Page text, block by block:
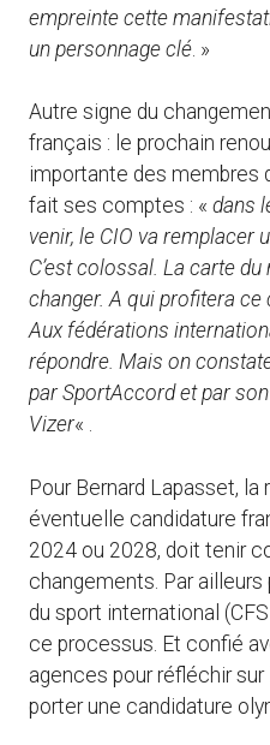
empreinte cette
un personnage clé . »
Autre signe du
français : le prochain
importante des membres
fait ses comptes : « dans
venir, le CIO va remplacer
C’est colossal. La carte
changer. A qui profitera ce
Aux fédérations
répondre. Mais on
par SportAccord et par
Vizer« .
Pour Bernard Lapasset,
éventuelle candidature
2024 ou 2028, doit tenir
changements. Par
du sport international
ce processus. Et confié
agences pour réfléchir
porter une candidature